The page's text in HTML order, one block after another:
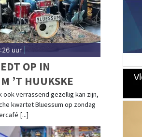
uur|
OP IN
’T HUUKSKE
ook verrassend gezellig kan zijn,
kwartet Bluessum op zondag
[...]